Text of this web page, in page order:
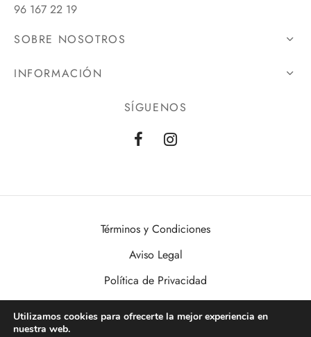
96 167 22 19
SOBRE NOSOTROS
INFORMACIÓN
SÍGUENOS
Términos y Condiciones
Aviso Legal
Política de Privacidad
Política de Cookies
Utilizamos cookies para ofrecerte la mejor experiencia en
nuestra web.